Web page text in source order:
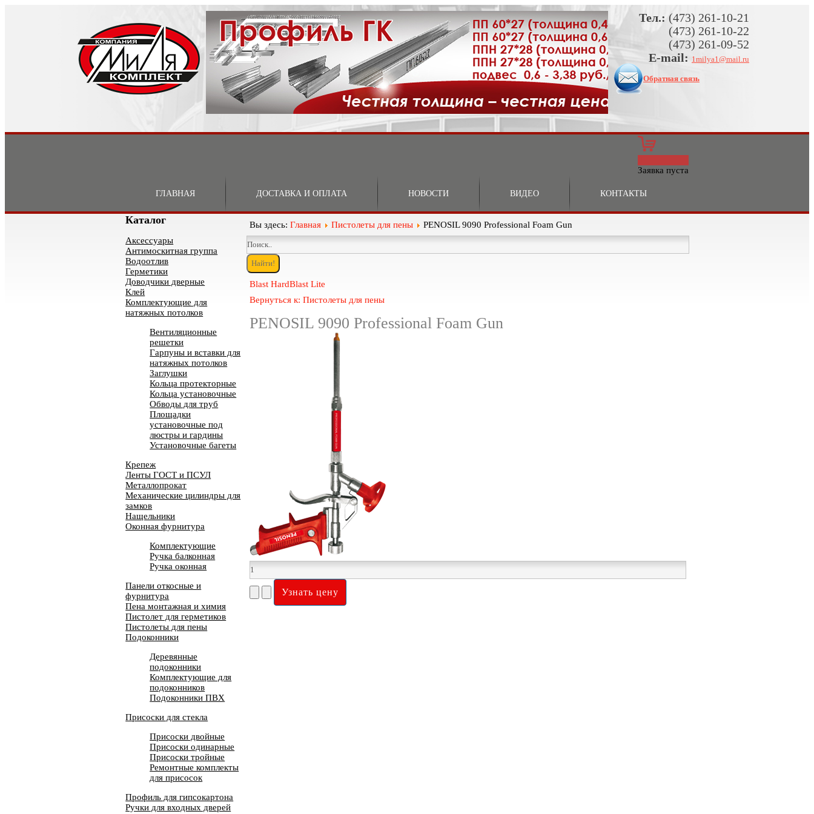
Тел.: (473) 261-10-21
(473) 261-10-22
(473) 261-09-52
E-mail: 1milya1@mail.ru
Обратная связь
Заявка пуста
ГЛАВНАЯ ДОСТАВКА И ОПЛАТА НОВОСТИ ВИДЕО КОНТАКТЫ
Каталог
Аксессуары
Антимоскитная группа
Водоотлив
Герметики
Доводчики дверные
Клей
Комплектующие для
натяжных потолков
Вентиляционные
решетки
Гарпуны и вставки для
натяжных потолков
Заглушки
Кольца протекторные
Кольца установочные
Обводы для труб
Площадки
установочные под
люстры и гардины
Установочные багеты
Крепеж
Ленты ГОСТ и ПСУЛ
Металлопрокат
Механические цилиндры для
замков
Нащельники
Оконная фурнитура
Комплектующие
Ручка балконная
Ручка оконная
Панели откосные и
фурнитура
Пена монтажная и химия
Пистолет для герметиков
Пистолеты для пены
Подоконники
Деревянные
подоконники
Комплектующие для
подоконников
Подоконники ПВХ
Присоски для стекла
Присоски двойные
Присоски одинарные
Присоски тройные
Ремонтные комплекты
для присосок
Профиль для гипсокартона
Ручки для входных дверей
Вы здесь:Главная Пистолеты для пены PENOSIL 9090 Professional Foam Gun
Blast HardBlast Lite
Вернуться к: Пистолеты для пены
PENOSIL 9090 Professional Foam Gun